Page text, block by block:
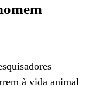
à vida animal